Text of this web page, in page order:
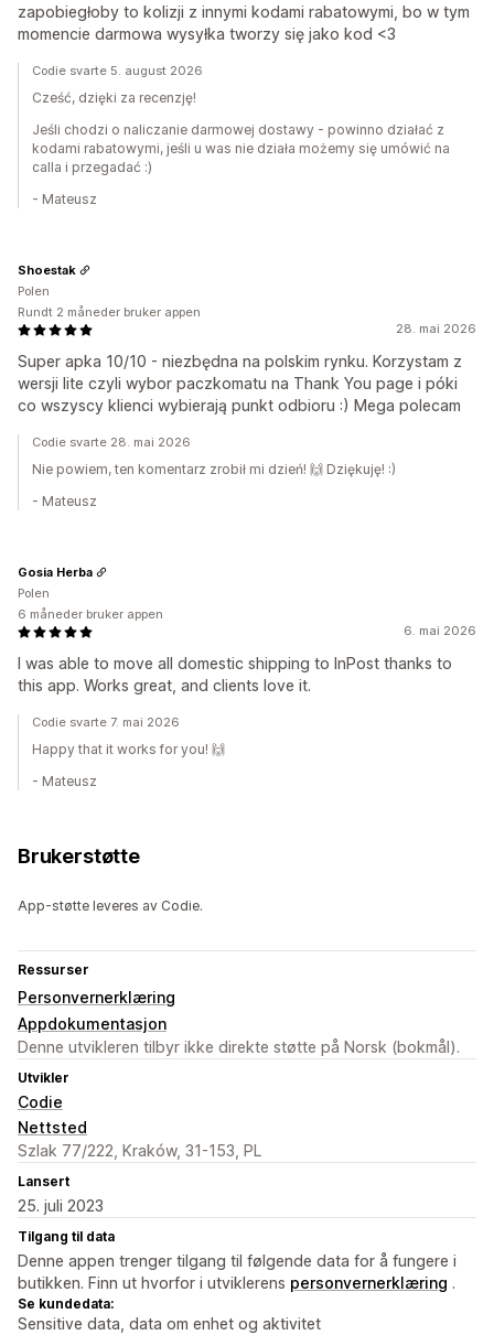
zapobiegłoby to kolizji z innymi kodami rabatowymi, bo w tym
momencie darmowa wysyłka tworzy się jako kod <3
Codie svarte 5. august 2026
Cześć, dzięki za recenzję!
Jeśli chodzi o naliczanie darmowej dostawy - powinno działać z
kodami rabatowymi, jeśli u was nie działa możemy się umówić na
calla i przegadać :)
- Mateusz
28. mai 2026
Super apka 10/10 - niezbędna na polskim rynku. Korzystam z
wersji lite czyli wybor paczkomatu na Thank You page i póki
co wszyscy klienci wybierają punkt odbioru :) Mega polecam
Shoestak
Polen
Rundt 2 måneder bruker appen
Codie svarte 28. mai 2026
Nie powiem, ten komentarz zrobił mi dzień! 🙌 Dziękuję! :)
- Mateusz
6. mai 2026
I was able to move all domestic shipping to InPost thanks to
this app. Works great, and clients love it.
Gosia Herba
Polen
6 måneder bruker appen
Codie svarte 7. mai 2026
Happy that it works for you! 🙌
- Mateusz
Brukerstøtte
App-støtte leveres av Codie.
Ressurser
Personvernerklæring
Appdokumentasjon
Denne utvikleren tilbyr ikke direkte støtte på Norsk (bokmål).
Utvikler
Codie
Nettsted
Szlak 77/222, Kraków, 31-153, PL
Lansert
25. juli 2023
Tilgang til data
Denne appen trenger tilgang til følgende data for å fungere i
butikken. Finn ut hvorfor i utviklerens personvernerklæring .
Se kundedata:
Sensitive data, data om enhet og aktivitet